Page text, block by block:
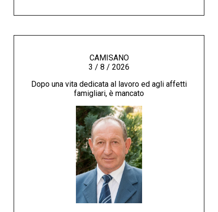
CAMISANO
3 / 8 / 2026
Dopo una vita dedicata al lavoro ed agli affetti
famigliari, è mancato